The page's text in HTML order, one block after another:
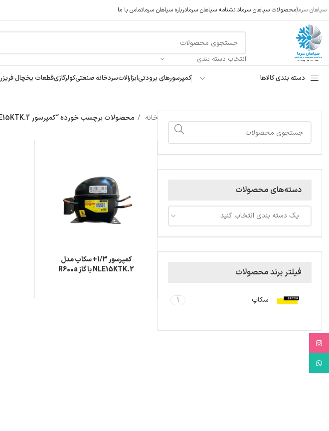
سپاهان سرمامحصولات سپاهان سرمادانشنامه سپاهان سرمادرباره سپاهان سرماتماس با ما
انتخاب دسته بندی
دسته بندی کالاها کمپرسورهای برودتیابزارآلاتسردخانه صنعتیکولرگازیقطعات یخچال فریزر
دسته‌های محصولات
یک دسته بندی انتخاب کنید
فیلتر برند محصولات
سکاپ 1
خانه محصولات برچسب خورده “کمپرسور NLE15KTK.2”
کمپرسور 1/3+ سکاپ مدل
NLE15KTK.2 با گاز R600a